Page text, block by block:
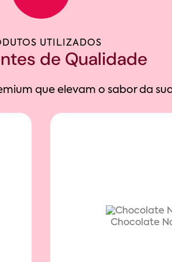
UTILIZADOS
de Qualidade
que elevam o sabor da
Chocolate